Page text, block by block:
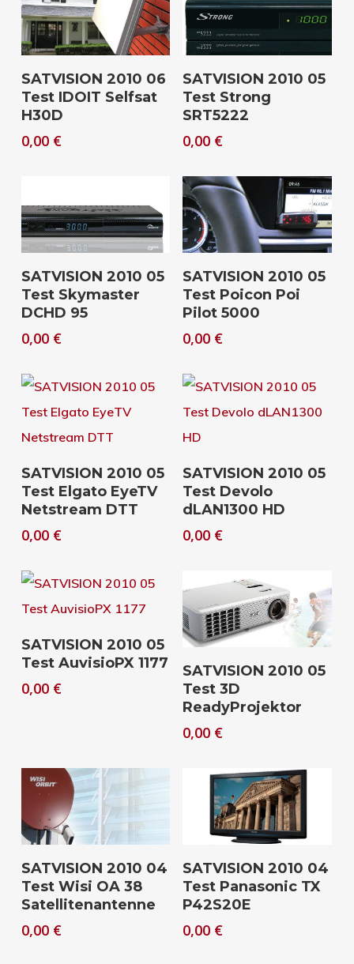
Download
SATVISION 2010 06
Test IDOIT Selfsat
H30D
0,00 €
Download
SATVISION 2010 05
Test Strong
SRT5222
0,00 €
Download
SATVISION 2010 05
Test Skymaster
DCHD 95
0,00 €
Download
SATVISION 2010 05
Test Poicon Poi
Pilot 5000
0,00 €
Download
SATVISION 2010 05
Test Elgato EyeTV
Netstream DTT
0,00 €
Download
SATVISION 2010 05
Test Devolo
dLAN1300 HD
0,00 €
Download
SATVISION 2010 05
Test AuvisioPX 1177
0,00 €
Download
SATVISION 2010 05
Test 3D
ReadyProjektor
0,00 €
Download
SATVISION 2010 04
Test Wisi OA 38
Satellitenantenne
0,00 €
Download
SATVISION 2010 04
Test Panasonic TX
P42S20E
0,00 €